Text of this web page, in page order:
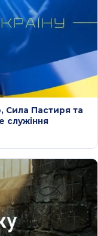
Сила Пастиря та
служіння